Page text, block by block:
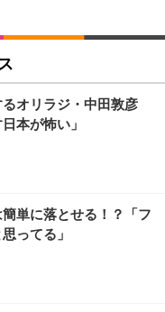
クチェア 疲れない テレ
90度跳ね上げ式アーム
ガー付き 高反発クッシ
シュ ゲーミング/勉強/事
ア (ブラック)
クチェア 疲れない テレ
スト 30度ロッキング機
90度跳ね上げ式アーム
ュ ゲーミング/勉強/事
ア (ホワイト)
デスクチェア 肘なし メ
ート付き 腰サポート ガ
ャスター付き コンパク
ニター DualSense 充電
27インチ 液晶モニタ
非光沢 HDMI/DisplayP
さ調整 スイベル VESA対
FHD】GRAPHT THE S
24” Essential ゲーミン
1ms FHD 量子ドット 残
ムツ L 中型犬用 26枚入
シック) 【Amazon.co.jp
オーヤマ ペットシーツ
入 (x 1) (ケース販売)
ーツ 超厚型 お徳用 レギ
限定】
オリラジ・中田敦彦
本が怖い」
単に落とせる！？「フ
ってる」